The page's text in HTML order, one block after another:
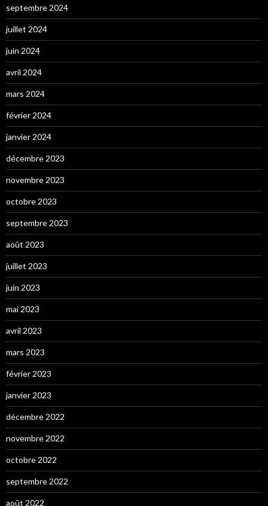
septembre 2024
juillet 2024
juin 2024
avril 2024
mars 2024
février 2024
janvier 2024
décembre 2023
novembre 2023
octobre 2023
septembre 2023
août 2023
juillet 2023
juin 2023
mai 2023
avril 2023
mars 2023
février 2023
janvier 2023
décembre 2022
novembre 2022
octobre 2022
septembre 2022
août 2022